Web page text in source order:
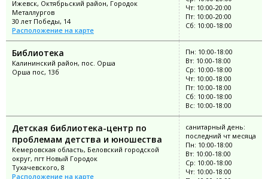
Ижевск, Октябрьский район, Городок
Металлургов
30 лет Победы, 14
Расположение на карте
Чт: 10:00-20:00
Пт: 10:00-20:00
Сб: 10:00-18:00
Библиотека
Калининский район, пос. Орша
Орша пос, 13б
Пн: 10:00-18:00
Вт: 10:00-18:00
Ср: 10:00-18:00
Чт: 10:00-18:00
Пт: 10:00-18:00
Сб: 10:00-18:00
Вс: 10:00-18:00
Детская библиотека-центр по
проблемам детства и юношества
Кемеровская область, Беловский городской
округ, пгт Новый Городок
Тухачевского, 8
Расположение на карте
санитарный день:
последний чт месяца
Пн: 10:00-18:00
Вт: 10:00-18:00
Ср: 10:00-18:00
Чт: 10:00-18:00